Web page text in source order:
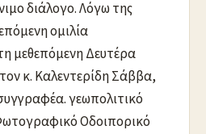
διάλογο. Λόγω της
ομιλία
μεθεπόμενη Δευτέρα
κ. Καλεντερίδη Σάββα,
γεωπολιτικό
Οδοιπορικό